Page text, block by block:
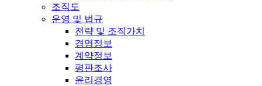
조직도
운영 및 법규
전략 및 조직가치
경영정보
계약정보
평판조사
윤리경영